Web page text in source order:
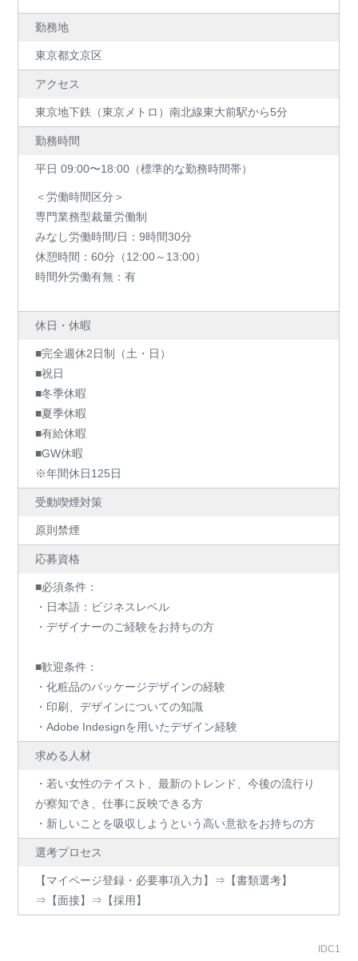
勤務地
東京都文京区
アクセス
東京地下鉄（東京メトロ）南北線東大前駅から5分
勤務時間
平日 09:00〜18:00（標準的な勤務時間帯）
＜労働時間区分＞
専門業務型裁量労働制
みなし労働時間/日：9時間30分
休憩時間：60分（12:00～13:00）
時間外労働有無：有
休日・休暇
■完全週休2日制（土・日）
■祝日
■冬季休暇
■夏季休暇
■有給休暇
■GW休暇
※年間休日125日
受動喫煙対策
原則禁煙
応募資格
■必須条件：
・日本語：ビジネスレベル
・デザイナーのご経験をお持ちの方
■歓迎条件：
・化粧品のパッケージデザインの経験
・印刷、デザインについての知識
・Adobe Indesignを用いたデザイン経験
求める人材
・若い女性のテイスト、最新のトレンド、今後の流行り
が察知でき、仕事に反映できる方
・新しいことを吸収しようという高い意欲をお持ちの方
選考プロセス
【マイページ登録・必要事項入力】⇒【書類選考】
⇒【面接】⇒【採用】
IDC1